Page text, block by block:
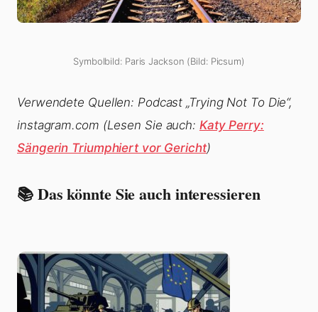
Symbolbild: Paris Jackson (Bild: Picsum)
Verwendete Quellen: Podcast „Trying Not To Die“,
instagram.com (Lesen Sie auch: Katy Perry:
Sängerin Triumphiert vor Gericht)
📚 Das könnte Sie auch interessieren